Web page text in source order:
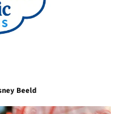
Beeld